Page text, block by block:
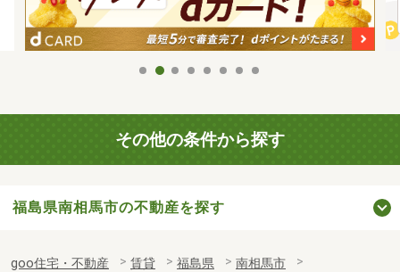
その他の条件から探す
福島県南相馬市の不動産を探す
goo住宅・不動産 賃貸 福島県
南相馬市